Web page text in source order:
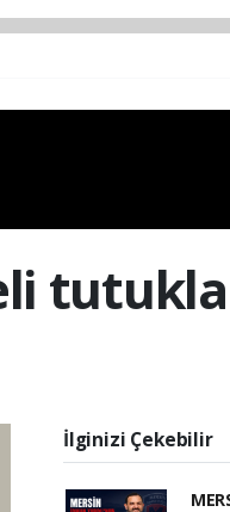
İlginizi Çekebilir